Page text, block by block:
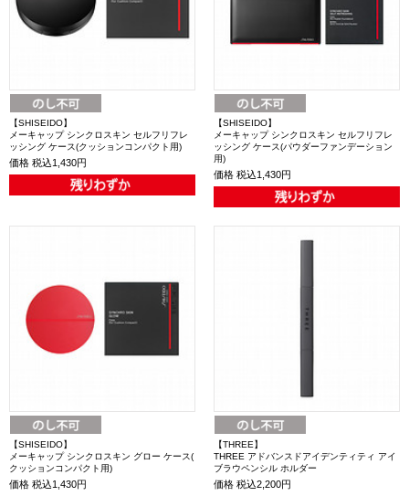
【SHISEIDO】
メーキャップ シンクロスキン セルフリフレ
ッシング ケース(クッションコンパクト用)
価格 税込1,430円
【SHISEIDO】
メーキャップ シンクロスキン セルフリフレ
ッシング ケース(パウダーファンデーション
用)
価格 税込1,430円
【SHISEIDO】
メーキャップ シンクロスキン グロー ケース(
クッションコンパクト用)
価格 税込1,430円
【THREE】
THREE アドバンスドアイデンティティ アイ
ブラウペンシル ホルダー
価格 税込2,200円